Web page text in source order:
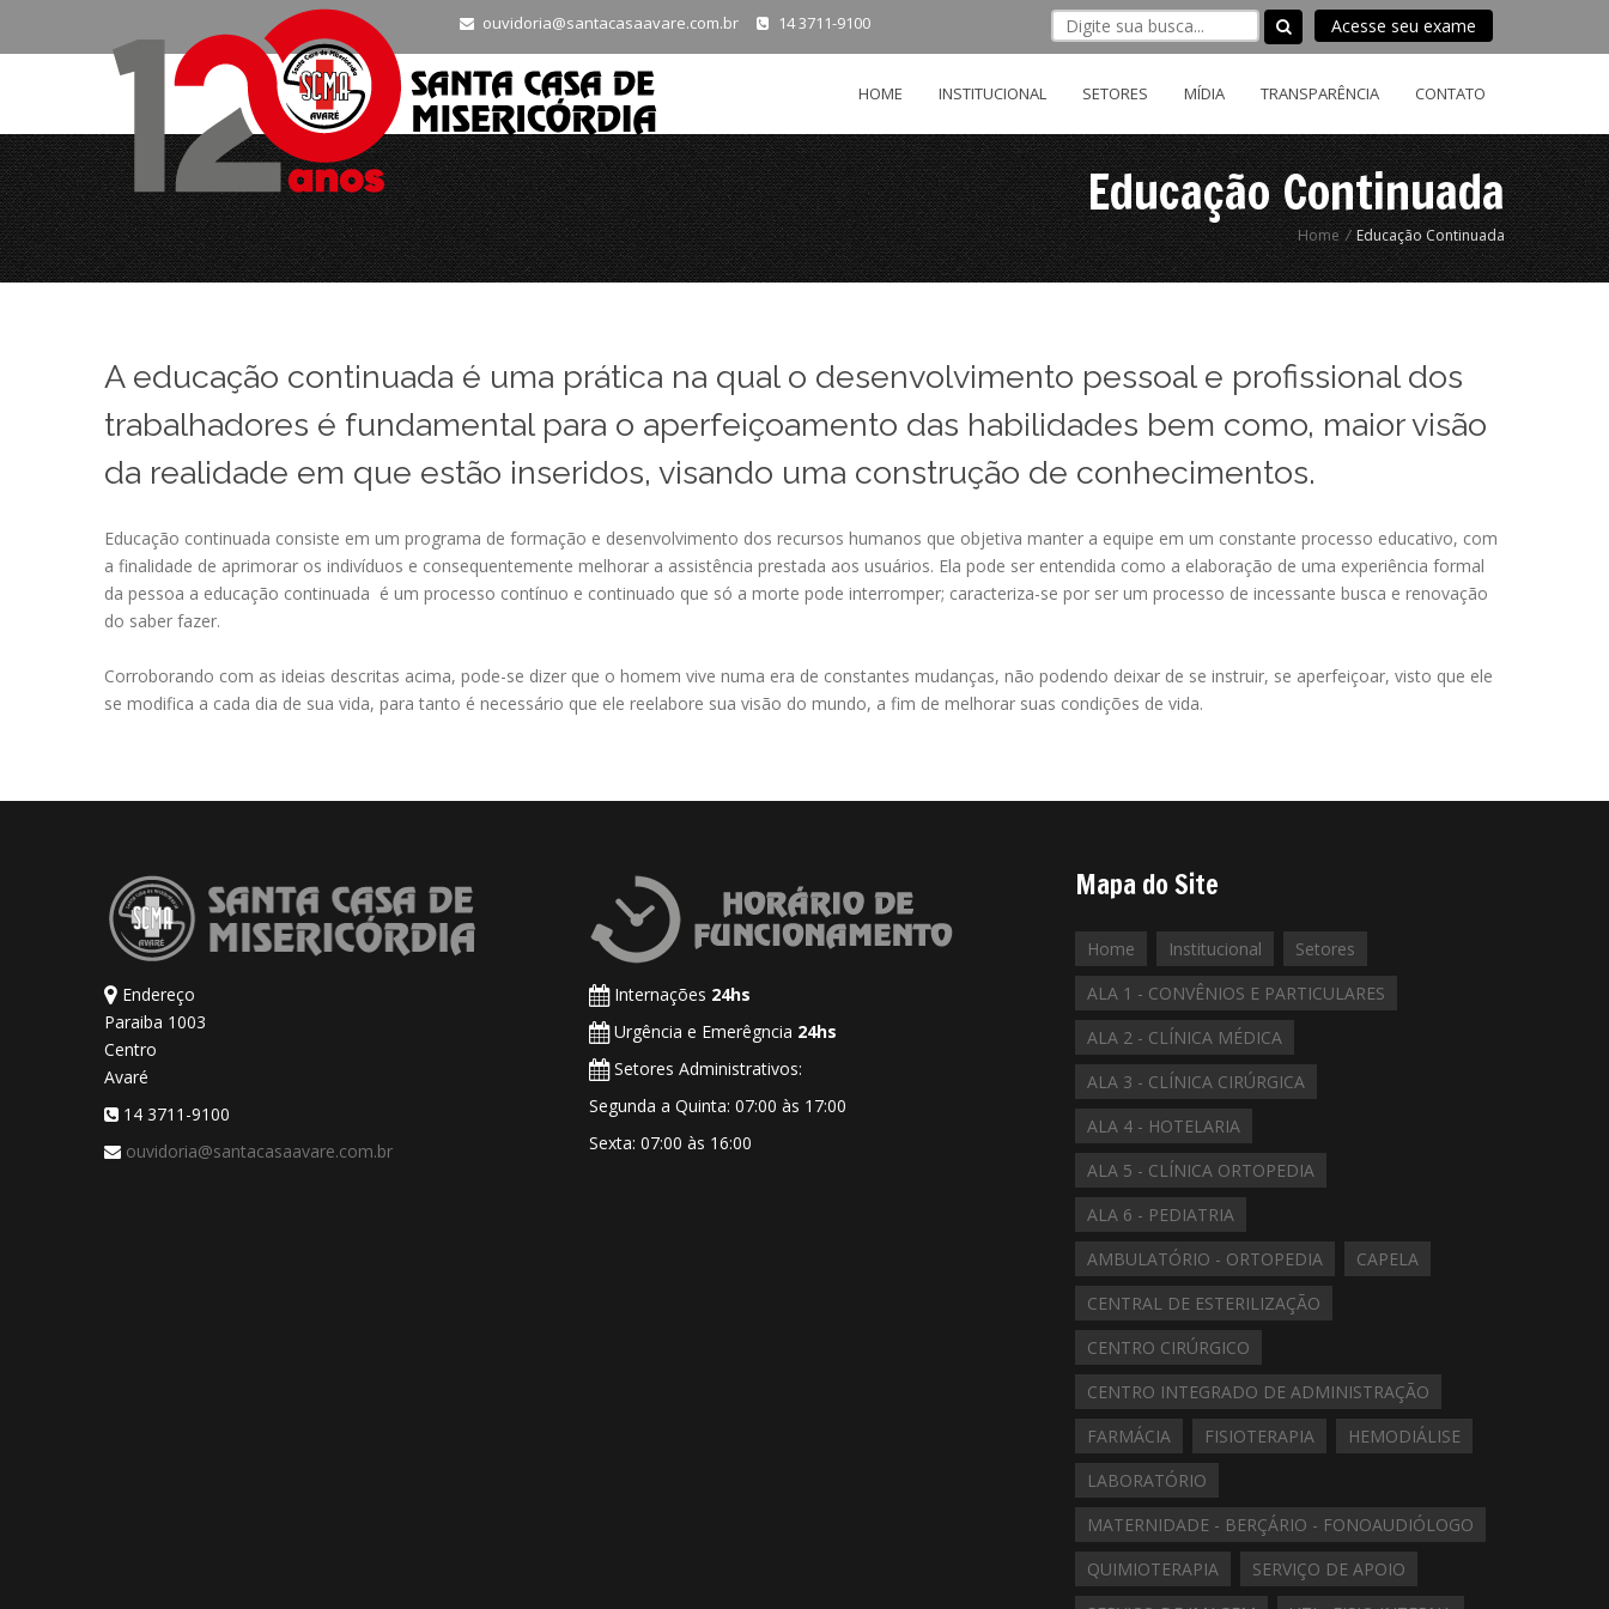
ouvidoria@santacasaavare.com.br 14 3711-9100 Acesse seu exame
HOME INSTITUCIONAL SETORES MÍDIA TRANSPARÊNCIA CONTATO
Educação Continuada
Home / Educação Continuada
A educação continuada é uma prática na qual o desenvolvimento pessoal e profissional dos
trabalhadores é fundamental para o aperfeiçoamento das habilidades bem como, maior visão
da realidade em que estão inseridos, visando uma construção de conhecimentos.
Educação continuada consiste em um programa de formação e desenvolvimento dos recursos humanos que objetiva manter a equipe em um constante processo educativo, com
a finalidade de aprimorar os indivíduos e consequentemente melhorar a assistência prestada aos usuários. Ela pode ser entendida como a elaboração de uma experiência formal
da pessoa a educação continuada é um processo contínuo e continuado que só a morte pode interromper; caracteriza-se por ser um processo de incessante busca e renovação
do saber fazer.
Corroborando com as ideias descritas acima, pode-se dizer que o homem vive numa era de constantes mudanças, não podendo deixar de se instruir, se aperfeiçoar, visto que ele
se modifica a cada dia de sua vida, para tanto é necessário que ele reelabore sua visão do mundo, a fim de melhorar suas condições de vida.
Endereço
Paraiba 1003
Centro
Avaré
14 3711-9100
ouvidoria@santacasaavare.com.br
Internações 24hs
Urgência e Emerêgncia 24hs
Setores Administrativos:
Segunda a Quinta: 07:00 às 17:00
Sexta: 07:00 às 16:00
Mapa do Site
Home Institucional
Setores
ALA 1 - CONVÊNIOS E PARTICULARES
ALA 2 - CLÍNICA MÉDICA
ALA 3 - CLÍNICA CIRÚRGICA
ALA 4 - HOTELARIA
ALA 5 - CLÍNICA ORTOPEDIA
ALA 6 - PEDIATRIA
AMBULATÓRIO - ORTOPEDIA
CAPELA
CENTRAL DE ESTERILIZAÇÃO
CENTRO CIRÚRGICO
CENTRO INTEGRADO DE ADMINISTRAÇÃO
FARMÁCIA
FISIOTERAPIA
HEMODIÁLISE
LABORATÓRIO
MATERNIDADE - BERÇÁRIO - FONOAUDIÓLOGO
QUIMIOTERAPIA
SERVIÇO DE APOIO